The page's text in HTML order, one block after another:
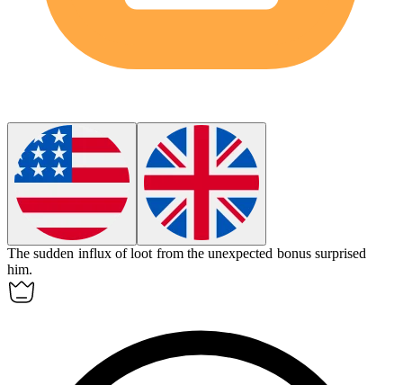
The sudden influx ofloot from the unexpected bonus surprised
him.